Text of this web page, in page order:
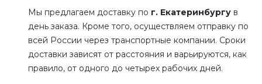
Мы предлагаем доставку по г. Екатеринбургу в
день заказа. Кроме того, осуществляем отправку по
всей России через транспортные компании. Сроки
доставки зависят от расстояния и варьируются, как
правило, от одного до четырех рабочих дней.